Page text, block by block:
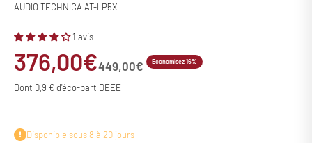
AUDIO TECHNICA AT-LP5X
1 avis
Prix de vente
376,00€Prix normal
449,00€ Economisez 16%
Dont 0,9 € d'éco-part DEEE
Disponible sous 8 à 20 jours